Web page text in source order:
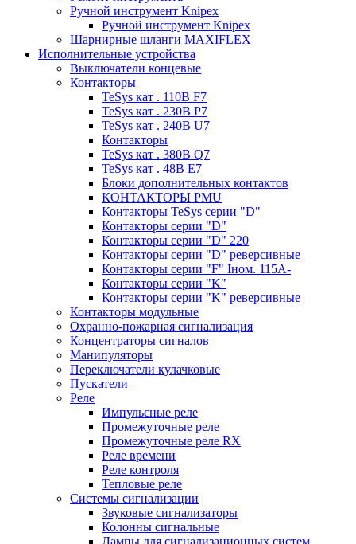
Ручной инструмент Knipex
Ручной инструмент Knipex
Шарнирные шланги MAXIFLEX
Исполнительные устройства
Выключатели концевые
Контакторы
TeSys кат . 110В F7
TeSys кат . 230В P7
TeSys кат . 240В U7
Контакторы
TeSys кат . 380В Q7
TeSys кат . 48В E7
Блоки дополнительных контактов
КОНТАКТОРЫ PMU
Контакторы TeSys серии "D"
Контакторы серии "D"
Контакторы серии "D" 220
Контакторы серии "D" реверсивные
Контакторы серии "F" Iном. 115А-
Контакторы серии "K"
Контакторы серии "K" реверсивные
Контакторы модульные
Охранно-пожарная сигнализация
Концентраторы сигналов
Манипуляторы
Переключатели кулачковые
Пускатели
Реле
Импульсные реле
Промежуточные реле
Промежуточные реле RX
Реле времени
Реле контроля
Тепловые реле
Системы сигнализации
Звуковые сигнализаторы
Колонны сигнальные
Лампы для сигнализационных систем